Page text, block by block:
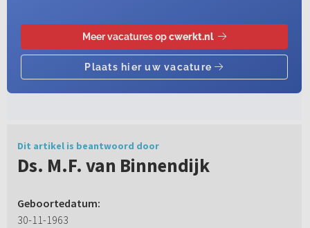
Dit artikel is beantwoord door
Ds. M.F. van Binnendijk
Geboortedatum:
30-11-1963